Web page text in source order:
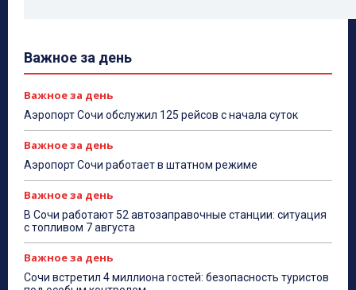
Важное за день
Важное за день
Аэропорт Сочи обслужил 125 рейсов с начала суток
Важное за день
Аэропорт Сочи работает в штатном режиме
Важное за день
В Сочи работают 52 автозаправочные станции: ситуация
с топливом 7 августа
Важное за день
Сочи встретил 4 миллиона гостей: безопасность туристов